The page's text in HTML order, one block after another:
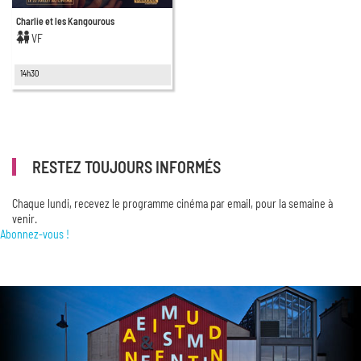
Charlie et les Kangourous
VF
14h30
RESTEZ TOUJOURS INFORMÉS
Chaque lundi, recevez le programme cinéma par email, pour la semaine à
venir.
Abonnez-vous !